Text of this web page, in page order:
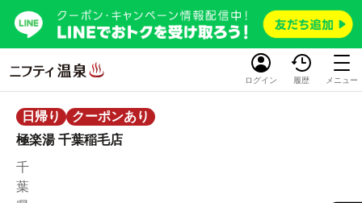
ログイン 履歴 メニュー
日帰り
クーポンあり
極楽湯 千葉稲毛店
千
葉